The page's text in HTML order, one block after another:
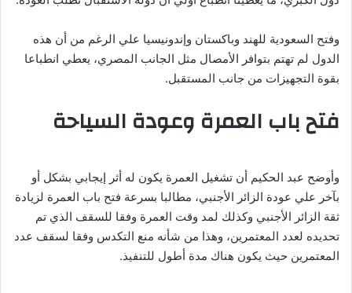
وفتح السعودية للهند وباكستان وإندونيسيا علي الرغم من أن هذه
الدول لم تهتم بتوافر الأمصال مثل الجانب المصري، يعطي انطباعا
بقوة التجهيزات من جانب المستقبل.
فتح باب العمرة وعودة السياحة
وأوضح عبد الحكيم أن تشغيل العمرة يكون له أثر إيجابي بشكل أو
بآخر علي عودة الزائر الأجنبي، مطالبا بسرعة فتح باب العمرة لزيادة
ثقة الزائر الأجنبي وكذلك لمد وقت العمرة وفقا للسقف الذي تم
تحديده لعدد المعتمرين، وهذا من شأنه منع التكدس وفقا لسقف عدد
المعتمرين حيث يكون هناك مدة أطول للتنفيذ.